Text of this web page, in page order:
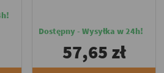
Dostępny - Wysyłka w 24h!
57,65 zł